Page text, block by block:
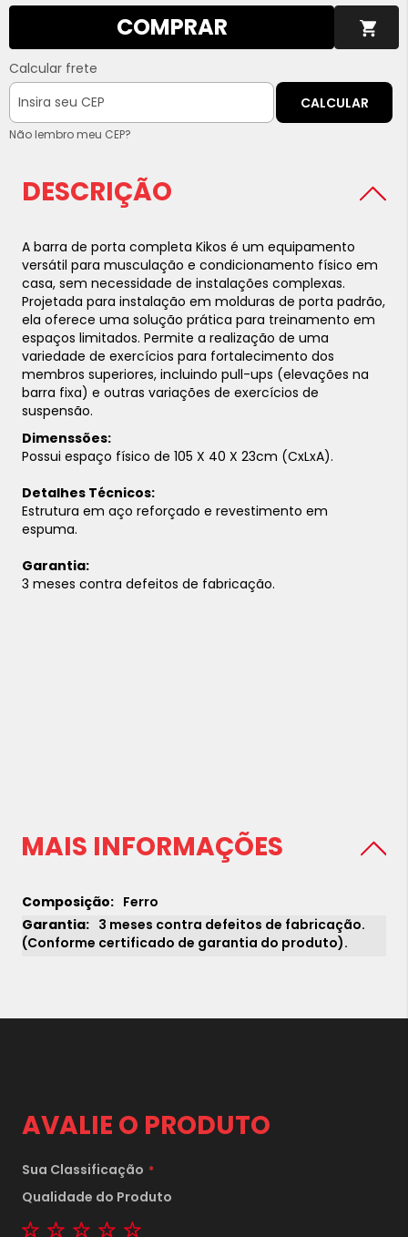
COMPRAR
Calcular frete
CALCULAR
Não lembro meu CEP?
DESCRIÇÃO
A barra de porta completa Kikos é um equipamento
versátil para musculação e condicionamento físico em
casa, sem necessidade de instalações complexas.
Projetada para instalação em molduras de porta padrão,
ela oferece uma solução prática para treinamento em
espaços limitados. Permite a realização de uma
variedade de exercícios para fortalecimento dos
membros superiores, incluindo pull-ups (elevações na
barra fixa) e outras variações de exercícios de
suspensão.
Dimenssões:
Possui espaço físico de 105 X 40 X 23cm (CxLxA).
Detalhes Técnicos:
Estrutura em aço reforçado e revestimento em
espuma.
Garantia:
3 meses contra defeitos de fabricação.
MAIS INFORMAÇÕES
Ferro
3 meses contra defeitos de fabricação.
(Conforme certificado de garantia do produto).
AVALIE O PRODUTO
Sua Classificação
Qualidade do Produto
1 star2 stars3 stars4 stars